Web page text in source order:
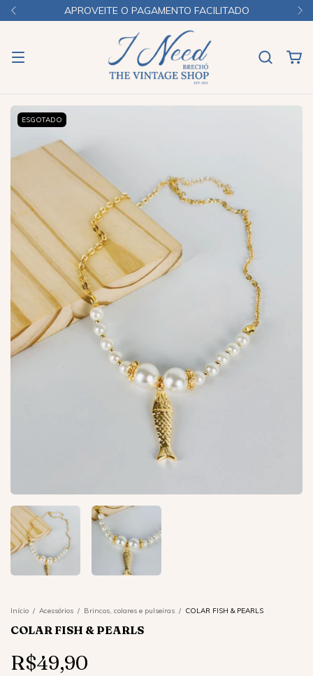
APROVEITE O PAGAMENTO FACILITADO
ESGOTADO
Início / Acessórios / Brincos, colares e pulseiras / COLAR FISH & PEARLS
COLAR FISH & PEARLS
R$49,90